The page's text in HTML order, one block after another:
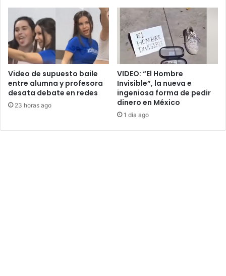
Video de supuesto baile
entre alumna y profesora
desata debate en redes
23 horas ago
VIDEO: “El Hombre
Invisible”, la nueva e
ingeniosa forma de pedir
dinero en México
1 día ago